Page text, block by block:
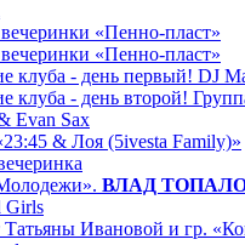
«Пенно-пласт»
«Пенно-пласт»
клуба - день первый! DJ
клуба - день второй!
Evan Sax
& Лоя (5ivesta Family)»
ВЛАД
Girls
Татьяны Ивановой и гр.